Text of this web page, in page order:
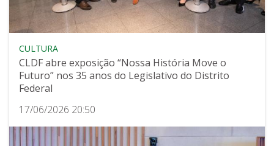
CULTURA
CLDF abre exposição “Nossa História Move o
Futuro” nos 35 anos do Legislativo do Distrito
Federal
17/06/2026 20:50